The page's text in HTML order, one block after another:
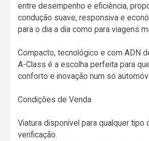
entre desempenho e eficiência,
condução suave, responsiva e
para o dia a dia como para viagens
Compacto, tecnológico e com ADN
A-Class é a escolha perfeita para
conforto e inovação num só
Condições de Venda
Viatura disponível para qualquer tipo
verificação.